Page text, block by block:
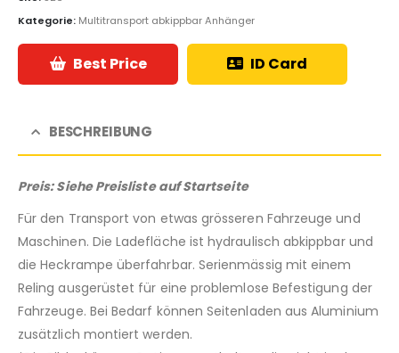
Kategorie: Multitransport abkippbar Anhänger
Best Price ID Card
BESCHREIBUNG
Preis: Siehe Preisliste auf Startseite
Für den Transport von etwas grösseren Fahrzeuge und
Maschinen. Die Ladefläche ist hydraulisch abkippbar und
die Heckrampe überfahrbar. Serienmässig mit einem
Reling ausgerüstet für eine problemlose Befestigung der
Fahrzeuge. Bei Bedarf können Seitenladen aus Aluminium
zusätzlich montiert werden.